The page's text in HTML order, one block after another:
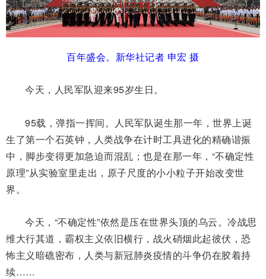
百年盛会。新华社记者 申宏 摄
今天，人民军队迎来95岁生日。
95载，弹指一挥间。人民军队诞生那一年，世界上诞
生了第一个石英钟，人类战争在计时工具进化的精确谐振
中，脚步变得更加急迫而混乱；也是在那一年，“不确定性
原理”从实验室里走出，原子尺度的小小粒子开始改变世
界。
今天，“不确定性”依然是压在世界头顶的乌云。冷战思
维大行其道，霸权主义依旧横行，战火硝烟此起彼伏，恐
怖主义暗礁密布，人类与新冠肺炎疫情的斗争仍在胶着持
续……